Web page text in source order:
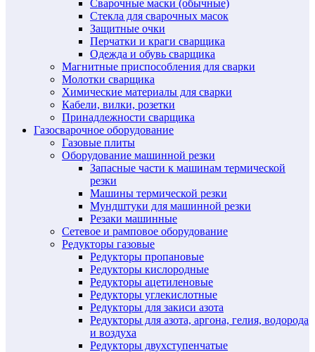
Сварочные маски (обычные)
Стекла для сварочных масок
Защитные очки
Перчатки и краги сварщика
Одежда и обувь сварщика
Магнитные приспособления для сварки
Молотки сварщика
Химические материалы для сварки
Кабели, вилки, розетки
Принадлежности сварщика
Газосварочное оборудование
Газовые плиты
Оборудование машинной резки
Запасные части к машинам термической
резки
Машины термической резки
Мундштуки для машинной резки
Резаки машинные
Сетевое и рамповое оборудование
Редукторы газовые
Редукторы пропановые
Редукторы кислородные
Редукторы ацетиленовые
Редукторы углекислотные
Редукторы для закиси азота
Редукторы для азота, аргона, гелия, водорода
и воздуха
Редукторы двухступенчатые